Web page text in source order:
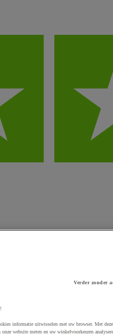
Verder zonder
informatie uitwisselen met uw browser. Met deze
website meten en uw winkelvoorkeuren